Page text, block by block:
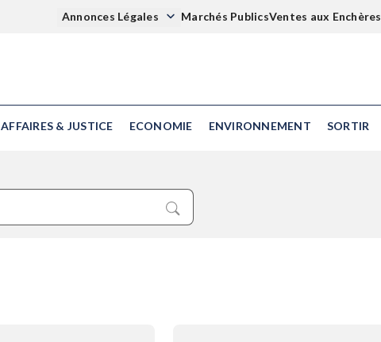
Annonces Légales Marchés PublicsVentes aux Enchères
AFFAIRES & JUSTICE ECONOMIE ENVIRONNEMENT SORTIR